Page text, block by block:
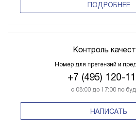
ПОДРОБНЕЕ
Контроль
Номер для претензий и
+7 (495) 120-
с 08:00 до 17:00 по
НАПИСАТЬ